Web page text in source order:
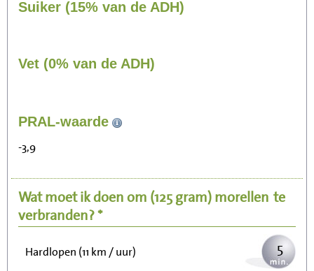
Suiker (15% van de ADH)
Vet (0% van de ADH)
PRAL-waarde
-3,9
Wat moet ik doen om (125 gram)morellen te
verbranden? *
Zitten, tv kijken
Wandelen (5 km/uur) 12
Hardlopen (11 km / uur) 5